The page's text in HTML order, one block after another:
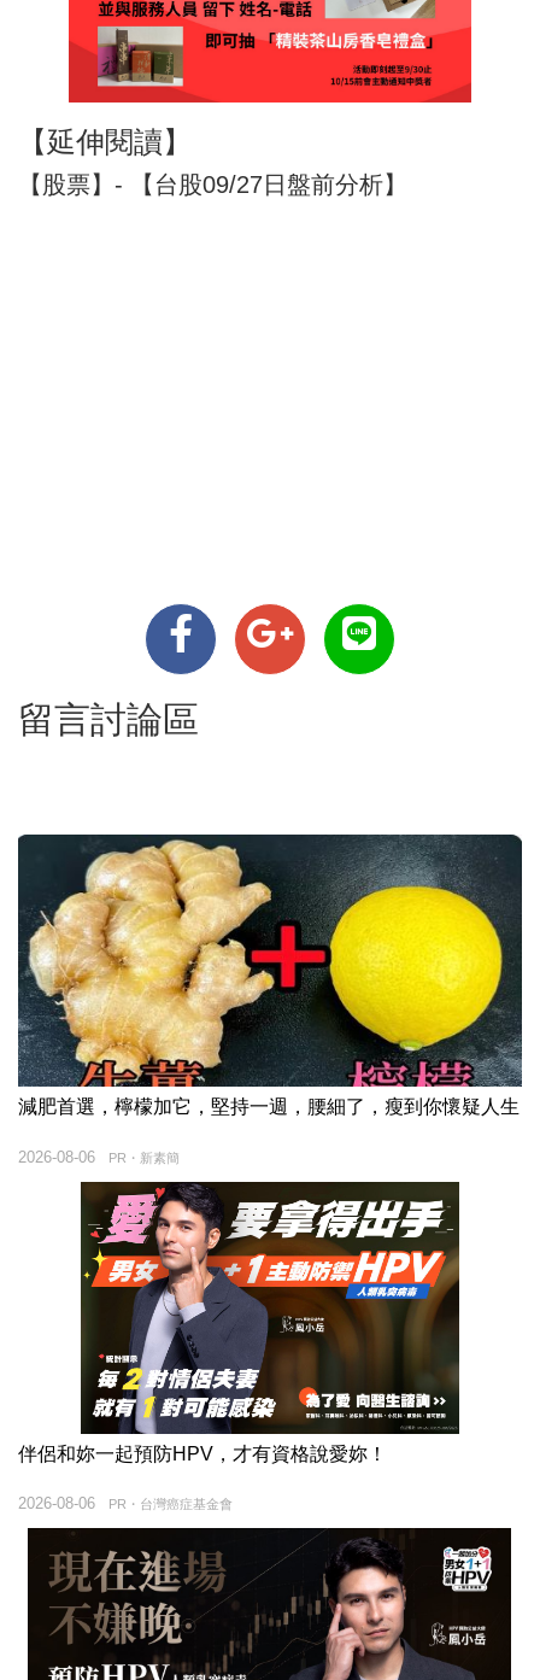
【延伸閱讀】
【股票】- 【台股09/27日盤前分析】
留言討論區
減肥首選，檸檬加它，堅持一週，腰細了，瘦到你懷疑人生
PR・新素簡
2026-08-06
伴侶和妳一起預防HPV，才有資格說愛妳！
PR・台灣癌症基金會
2026-08-06